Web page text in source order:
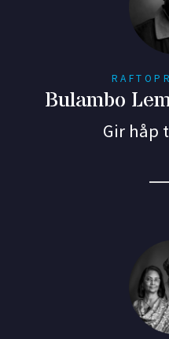
Bulambo
Gir håp